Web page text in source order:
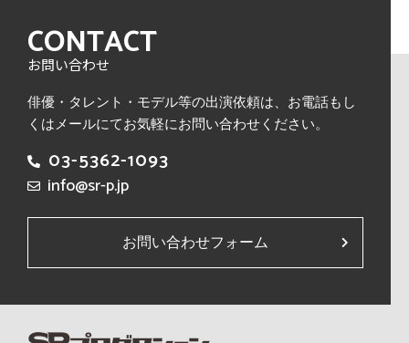
CONTACT
お問い合わせ
俳優・タレント・モデル等の出演依頼は、 お電話もし
くはメールにてお気軽にお問い合わせください。
03-5362-1093
info@sr-p.jp
お問い合わせフォーム